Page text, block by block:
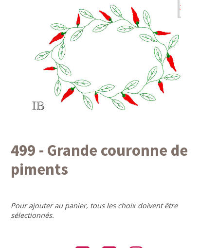
499 - Grande couronne de
piments
Pour ajouter au panier, tous les choix doivent être
sélectionnés.